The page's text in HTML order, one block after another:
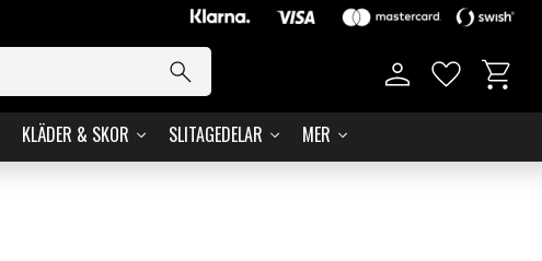
KLÄDER & SKOR SLITAGEDELAR MER
Favoriter